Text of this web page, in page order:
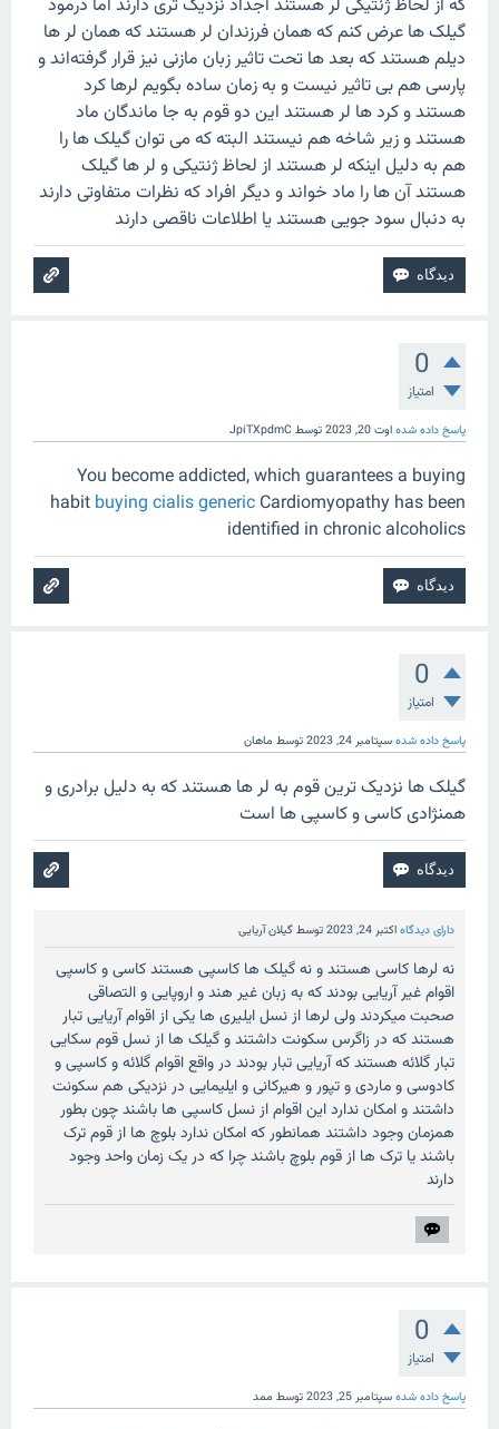
که از لحاظ ژنتیکی لر هستند اجداد نزدیک تری دارند اما درمود
گیلک ها عرض کنم که همان فرزندان لر هستند که همان لر ها
دیلم هستند که بعد ها تحت تاثیر زبان مازنی نیز قرار گرفته‌اند و
پارسی هم بی تاثیر نیست و به زمان ساده بگویم لرها کرد
هستند و کرد ها لر هستند این دو قوم به جا ماندگان ماد
هستند و زیر شاخه هم نیستند البته که می توان گیلک ها را
هم به دلیل اینکه لر هستند از لحاظ ژنتیکی و لر ها گیلک
هستند آن ها را ماد خواند و دیگر افراد که نظرات متفاوتی دارند
به دنبال سود جویی هستند یا اطلاعات ناقصی دارند
0
امتیاز
پاسخ داده شدهاوت 20, 2023 توسطJpiTXpdmC
You become addicted, which guarantees a buying
habit buying cialis generic Cardiomyopathy has been
identified in chronic alcoholics
0
امتیاز
پاسخ داده شدهسپتامبر 24, 2023 توسط ماهان
گیلک ها نزدیک ترین قوم به لر ها هستند که به دلیل برادری و
همنژادی کاسی و کاسپی ها است
دارای دیدگاهاکتبر 24, 2023 توسطگیلان آریایی
نه لرها کاسی هستند و نه گیلک ها کاسپی هستند کاسی و کاسپی
اقوام غیر آریایی بودند که به زبان غیر هند و اروپایی و التصاقی
صحبت میکردند ولی لرها از نسل ایلیری ها یکی از اقوام آریایی تبار
هستند که در زاگرس سکونت داشتند و گیلک ها از نسل قوم سکایی
تبار گلائه هستند که آریایی تبار بودند در واقع اقوام گلائه و کاسپی و
کادوسی و ماردی و تپور و هیرکانی و ایلیمایی در نزدیکی هم سکونت
داشتند و امکان ندارد این اقوام از نسل کاسپی ها باشند چون بطور
همزمان وجود داشتند همانطور که امکان ندارد بلوچ ها از قوم ترک
باشند یا ترک ها از قوم بلوچ باشند چرا که در یک زمان واحد وجود
دارند
0
امتیاز
پاسخ داده شدهسپتامبر 25, 2023 توسط ممد